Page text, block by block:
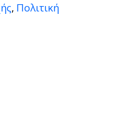
, Πολιτική